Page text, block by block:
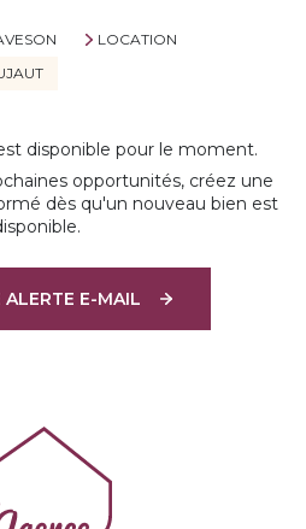
LOCATION
disponible pour le moment.
opportunités, créez une
dès qu'un nouveau bien est
ALERTE E-MAIL